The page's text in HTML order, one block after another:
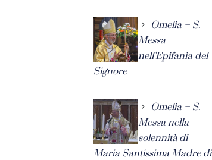
Omelia – S.
Messa
nell’Epifania del
Signore
Omelia – S.
Messa nella
solennità di
Maria Santissima Madre di